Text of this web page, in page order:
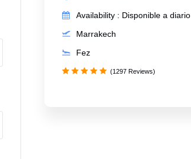
Availability : Disponible a diario
Marrakech
Fez
(1297 Reviews)